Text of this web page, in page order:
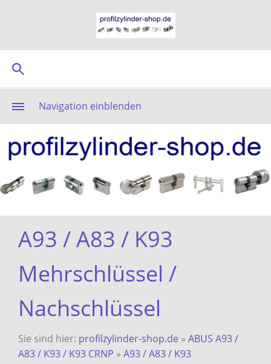
Navigation einblenden
A93 / A83 / K93
Mehrschlüssel /
Nachschlüssel
Sie sind hier: profilzylinder-shop.de » ABUS A93 /
A83 / K93 / K93 CRNP » A93 / A83 / K93